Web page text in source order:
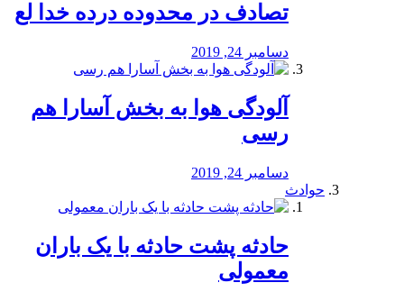
تصادف در محدوده درده خدا لع
دسامبر 24, 2019
آلودگی هوا به بخش آسارا هم
رسی
دسامبر 24, 2019
حوادث
️حادثه پشت حادثه با یک باران
معمولی